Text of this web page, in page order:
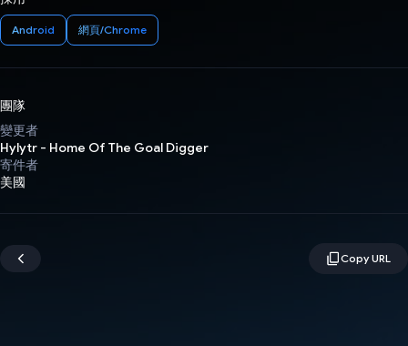
Android 網頁/Chrome
團隊
變更者
Hylytr - Home Of The Goal Digger
寄件者
美國